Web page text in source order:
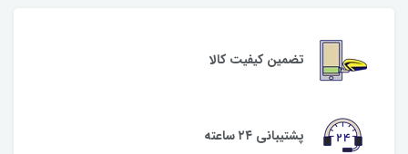
تضمین کیفیت کالا
پشتیبانی ۲۴ ساعته